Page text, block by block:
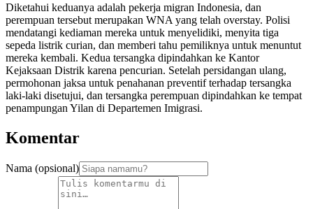
Diketahui keduanya adalah pekerja migran Indonesia, dan
perempuan tersebut merupakan WNA yang telah overstay. Polisi
mendatangi kediaman mereka untuk menyelidiki, menyita tiga
sepeda listrik curian, dan memberi tahu pemiliknya untuk menuntut
mereka kembali. Kedua tersangka dipindahkan ke Kantor
Kejaksaan Distrik karena pencurian. Setelah persidangan ulang,
permohonan jaksa untuk penahanan preventif terhadap tersangka
laki-laki disetujui, dan tersangka perempuan dipindahkan ke tempat
penampungan Yilan di Departemen Imigrasi.
Komentar
Nama (opsional)